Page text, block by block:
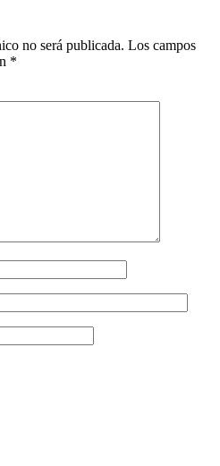
no será publicada. Los campos
*